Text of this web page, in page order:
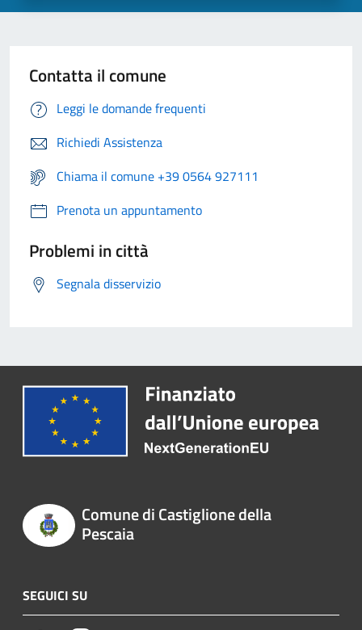
Contatta il comune
Leggi le domande frequenti
Richiedi Assistenza
Chiama il comune +39 0564 927111
Prenota un appuntamento
Problemi in città
Segnala disservizio
Comune di Castiglione della
Pescaia
SEGUICI SU